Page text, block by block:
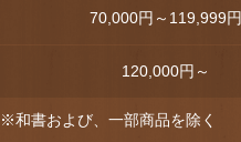
70,000円～119,999円
120,000円～
※和書および、一部商品を除く